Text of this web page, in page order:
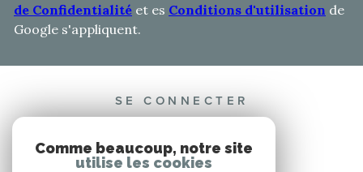
de Confidentialité et es Conditions d'utilisation de
Google s'appliquent.
SE CONNECTER
ESPACE PROPRIÉTAIRE
Comme beaucoup, notre site
utilise les cookies